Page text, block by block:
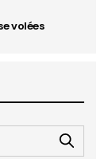
volées